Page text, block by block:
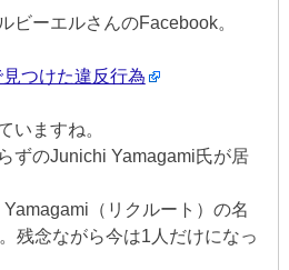
ビーエルさんのFacebook。
つけた違反行為
いますね。
ずのJunichi Yamagami氏が居
（リクルート）の名
残念ながら今は1人だけになっ